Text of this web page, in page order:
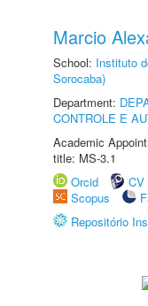
Marcio
School: Instituto
Sorocaba)
Department:
CONTROLE E
Academic
title: MS-3.1
Orcid
CV
Scopus
Repositório